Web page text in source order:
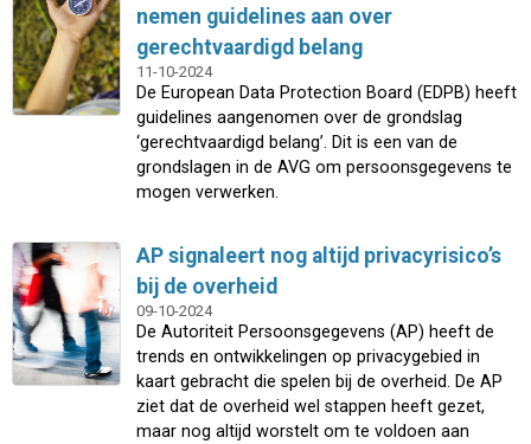
nemen guidelines aan over
gerechtvaardigd belang
11-10-2024
De European Data Protection Board (EDPB) heeft
guidelines aangenomen over de grondslag
‘gerechtvaardigd belang’. Dit is een van de
grondslagen in de AVG om persoonsgegevens te
mogen verwerken.
AP signaleert nog altijd privacyrisico’s
bij de overheid
09-10-2024
De Autoriteit Persoonsgegevens (AP) heeft de
trends en ontwikkelingen op privacygebied in
kaart gebracht die spelen bij de overheid. De AP
ziet dat de overheid wel stappen heeft gezet,
maar nog altijd worstelt om te voldoen aan